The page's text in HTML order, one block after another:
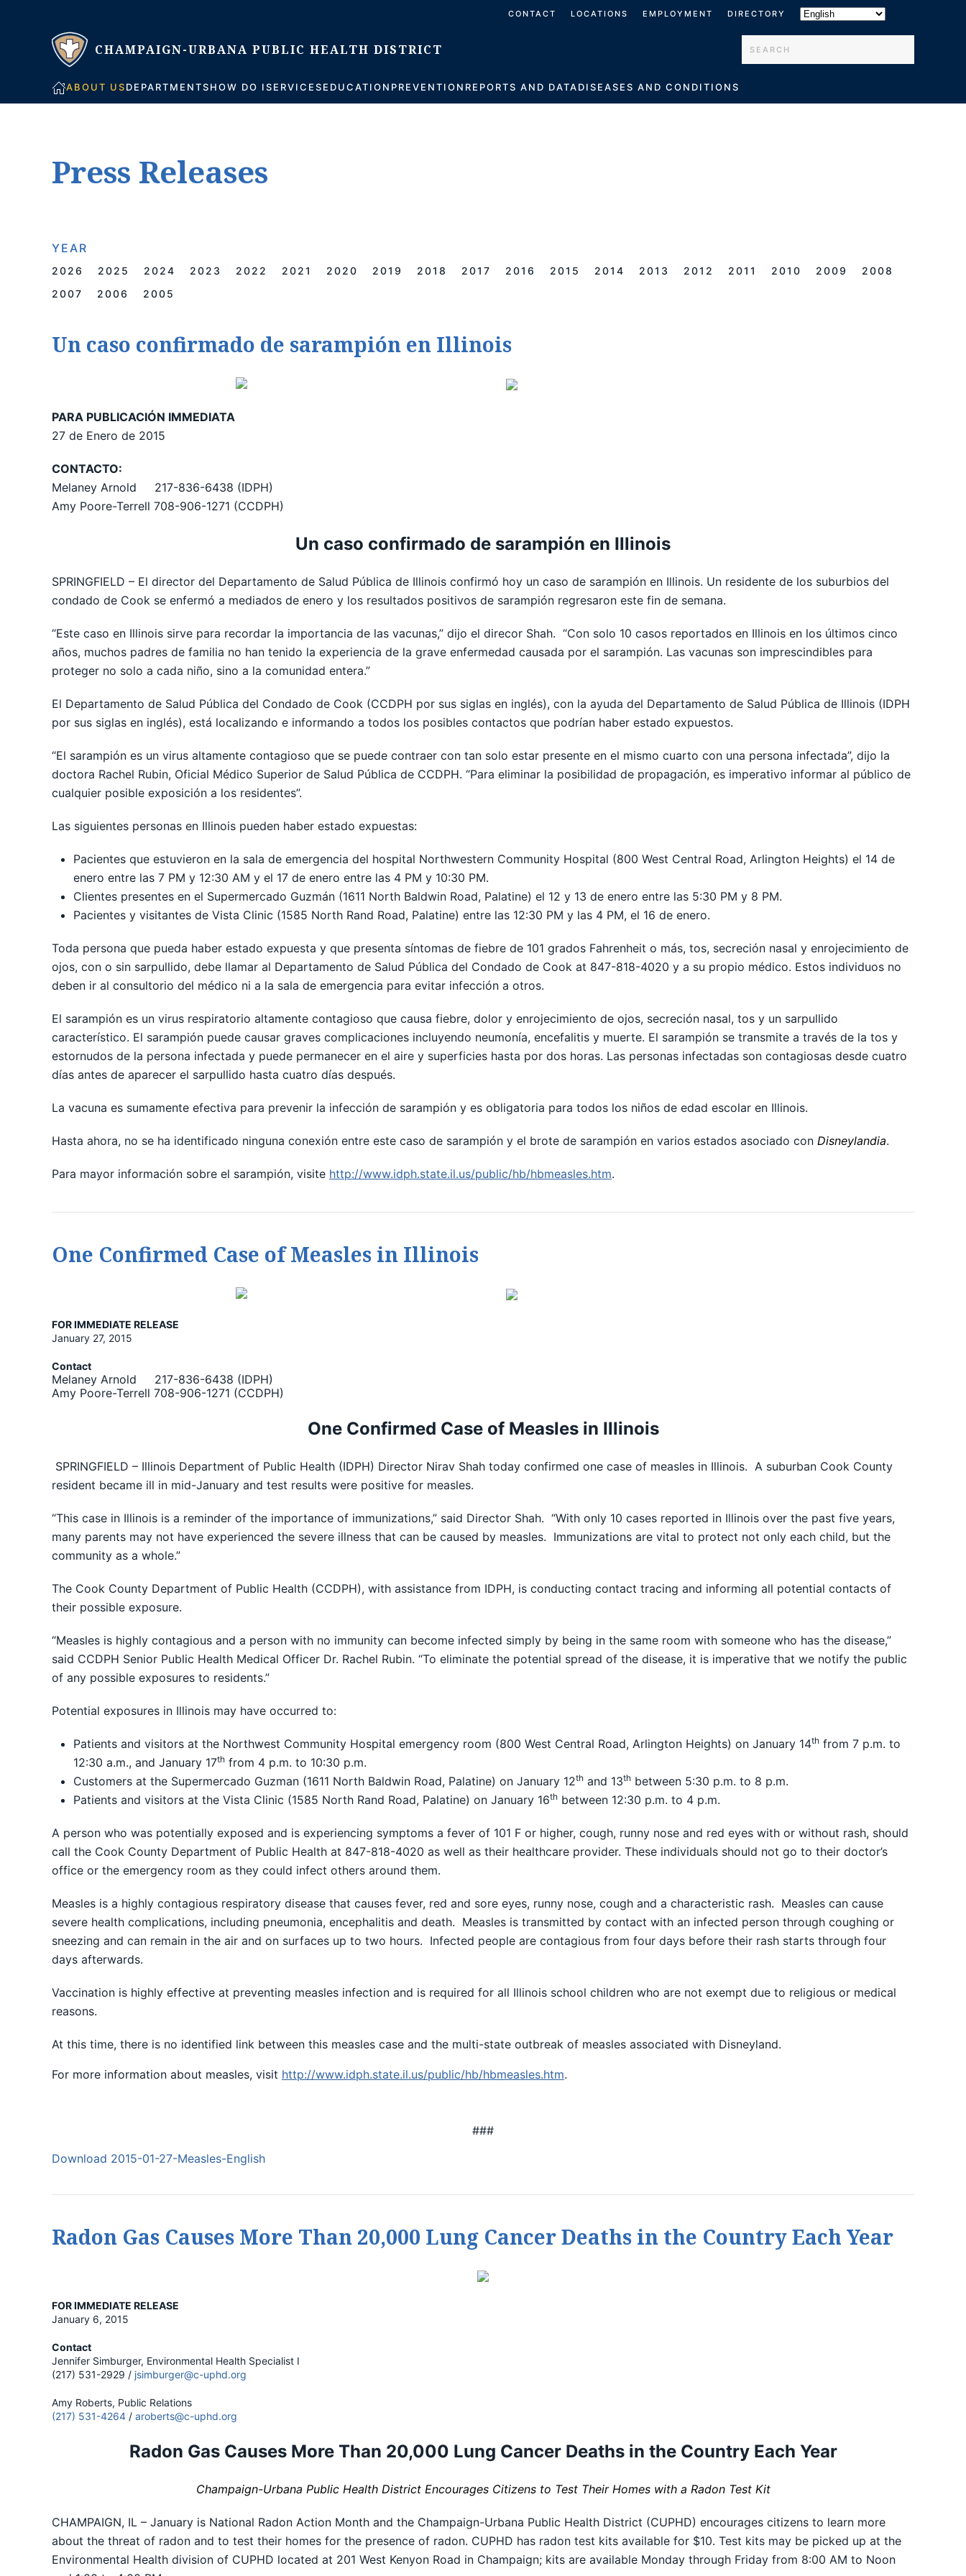
Skip to main content
CONTACT LOCATIONS EMPLOYMENT DIRECTORY
ABOUT USDEPARTMENTSHOW DO ISERVICESEDUCATION PREVENTION REPORTS AND DATADISEASES AND CONDITIONS
Press Releases
YEAR
2026 2025 2024 2023 2022 2021 2020 2019 2018 2017 2016 2015 2014 2013 2012 2011 2010 2009
2008
2007
2006 2005
Un caso confirmado de sarampión en Illinois
PARA PUBLICACIÓN IMMEDIATA
27 de Enero de 2015
CONTACTO:
Melaney Arnold 217-836-6438 (IDPH)
Amy Poore-Terrell 708-906-1271 (CCDPH)
Un caso confirmado de sarampión en Illinois
SPRINGFIELD – El director del Departamento de Salud Pública de Illinois confirmó hoy un caso de sarampión en Illinois. Un residente de los suburbios del
condado de Cook se enfermó a mediados de enero y los resultados positivos de sarampión regresaron este fin de semana.
“Este caso en Illinois sirve para recordar la importancia de las vacunas,” dijo el direcor Shah. “Con solo 10 casos reportados en Illinois en los últimos cinco
años, muchos padres de familia no han tenido la experiencia de la grave enfermedad causada por el sarampión. Las vacunas son imprescindibles para
proteger no solo a cada niño, sino a la comunidad entera.”
El Departamento de Salud Pública del Condado de Cook (CCDPH por sus siglas en inglés), con la ayuda del Departamento de Salud Pública de Illinois (IDPH
por sus siglas en inglés), está localizando e informando a todos los posibles contactos que podrían haber estado expuestos.
“El sarampión es un virus altamente contagioso que se puede contraer con tan solo estar presente en el mismo cuarto con una persona infectada”, dijo la
doctora Rachel Rubin, Oficial Médico Superior de Salud Pública de CCDPH. “Para eliminar la posibilidad de propagación, es imperativo informar al público de
cualquier posible exposición a los residentes”.
Las siguientes personas en Illinois pueden haber estado expuestas:
Pacientes que estuvieron en la sala de emergencia del hospital Northwestern Community Hospital (800 West Central Road, Arlington Heights) el 14 de
enero entre las 7 PM y 12:30 AM y el 17 de enero entre las 4 PM y 10:30 PM.
Clientes presentes en el Supermercado Guzmán (1611 North Baldwin Road, Palatine) el 12 y 13 de enero entre las 5:30 PM y 8 PM.
Pacientes y visitantes de Vista Clinic (1585 North Rand Road, Palatine) entre las 12:30 PM y las 4 PM, el 16 de enero.
Toda persona que pueda haber estado expuesta y que presenta síntomas de fiebre de 101 grados Fahrenheit o más, tos, secreción nasal y enrojecimiento de
ojos, con o sin sarpullido, debe llamar al Departamento de Salud Pública del Condado de Cook at 847-818-4020 y a su propio médico. Estos individuos no
deben ir al consultorio del médico ni a la sala de emergencia para evitar infección a otros.
El sarampión es un virus respiratorio altamente contagioso que causa fiebre, dolor y enrojecimiento de ojos, secreción nasal, tos y un sarpullido
característico. El sarampión puede causar graves complicaciones incluyendo neumonía, encefalitis y muerte. El sarampión se transmite a través de la tos y
estornudos de la persona infectada y puede permanecer en el aire y superficies hasta por dos horas. Las personas infectadas son contagiosas desde cuatro
días antes de aparecer el sarpullido hasta cuatro días después.
La vacuna es sumamente efectiva para prevenir la infección de sarampión y es obligatoria para todos los niños de edad escolar en Illinois.
Hasta ahora, no se ha identificado ninguna conexión entre este caso de sarampión y el brote de sarampión en varios estados asociado con Disneylandia.
Para mayor información sobre el sarampión, visite http://www.idph.state.il.us/public/hb/hbmeasles.htm.
One Confirmed Case of Measles in Illinois
FOR IMMEDIATE RELEASE
January 27, 2015
Contact
Melaney Arnold 217-836-6438 (IDPH)
Amy Poore-Terrell 708-906-1271 (CCDPH)
One Confirmed Case of Measles in Illinois
SPRINGFIELD – Illinois Department of Public Health (IDPH) Director Nirav Shah today confirmed one case of measles in Illinois. A suburban Cook County
resident became ill in mid-January and test results were positive for measles.
“This case in Illinois is a reminder of the importance of immunizations,” said Director Shah. “With only 10 cases reported in Illinois over the past five years,
many parents may not have experienced the severe illness that can be caused by measles. Immunizations are vital to protect not only each child, but the
community as a whole.”
The Cook County Department of Public Health (CCDPH), with assistance from IDPH, is conducting contact tracing and informing all potential contacts of
their possible exposure.
“Measles is highly contagious and a person with no immunity can become infected simply by being in the same room with someone who has the disease,”
said CCDPH Senior Public Health Medical Officer Dr. Rachel Rubin. “To eliminate the potential spread of the disease, it is imperative that we notify the public
of any possible exposures to residents.”
Potential exposures in Illinois may have occurred to:
Patients and visitors at the Northwest Community Hospital emergency room (800 West Central Road, Arlington Heights) on January 14th from 7 p.m. to
12:30 a.m., and January 17th from 4 p.m. to 10:30 p.m.
Customers at the Supermercado Guzman (1611 North Baldwin Road, Palatine) on January 12th and 13th between 5:30 p.m. to 8 p.m.
Patients and visitors at the Vista Clinic (1585 North Rand Road, Palatine) on January 16th between 12:30 p.m. to 4 p.m.
A person who was potentially exposed and is experiencing symptoms a fever of 101 F or higher, cough, runny nose and red eyes with or without rash, should
call the Cook County Department of Public Health at 847-818-4020 as well as their healthcare provider. These individuals should not go to their doctor’s
office or the emergency room as they could infect others around them.
Measles is a highly contagious respiratory disease that causes fever, red and sore eyes, runny nose, cough and a characteristic rash. Measles can cause
severe health complications, including pneumonia, encephalitis and death. Measles is transmitted by contact with an infected person through coughing or
sneezing and can remain in the air and on surfaces up to two hours. Infected people are contagious from four days before their rash starts through four
days afterwards.
Vaccination is highly effective at preventing measles infection and is required for all Illinois school children who are not exempt due to religious or medical
reasons.
At this time, there is no identified link between this measles case and the multi-state outbreak of measles associated with Disneyland.
For more information about measles, visit http://www.idph.state.il.us/public/hb/hbmeasles.htm.
###
Download 2015-01-27-Measles-English
Radon Gas Causes More Than 20,000 Lung Cancer Deaths in the Country Each Year
FOR IMMEDIATE RELEASE
January 6, 2015
Contact
Jennifer Simburger, Environmental Health Specialist I
(217) 531-2929 / jsimburger@c-uphd.org
Amy Roberts, Public Relations
(217) 531-4264 / aroberts@c-uphd.org
Radon Gas Causes More Than 20,000 Lung Cancer Deaths in the Country Each Year
Champaign-Urbana Public Health District Encourages Citizens to Test Their Homes with a Radon Test Kit
CHAMPAIGN, IL – January is National Radon Action Month and the Champaign-Urbana Public Health District (CUPHD) encourages citizens to learn more
about the threat of radon and to test their homes for the presence of radon. CUPHD has radon test kits available for $10. Test kits may be picked up at the
Environmental Health division of CUPHD located at 201 West Kenyon Road in Champaign; kits are available Monday through Friday from 8:00 AM to Noon